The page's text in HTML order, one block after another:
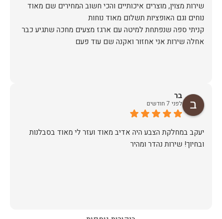
שירות מצוין, מוצרים איכותיים והכי חשוב המחירים שם מאוד
קניתי ספה שנפתחת למיטה עם ארגז מצעים מחכה שתגיע כבר
אחלה שירות אני אחזור ואקנה שם עוד פעם
בר
לפני 7 חודשים
יעקב במחלקת הצבע היה אדיב מאוד ועזר לי מאוד בסבלנות
ובחיוך! שירות נהדר ומהיר